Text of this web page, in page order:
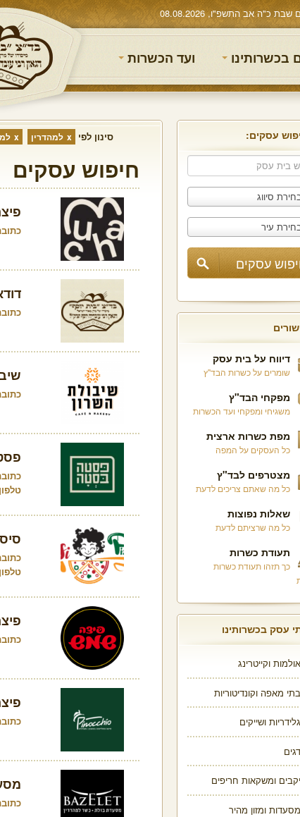
כ"ה אב התשפ"ו, 08.08.2026
בכשרותינו ועד הכשרות
עסקים:
סיווג
עיר
דיווח על בית עסק
שומרים על כשרות הבד"ץ
מפקחי הבד"ץ
משגיחי ומפקחי ועד הכשרות
מפת כשרות ארצית
כל העסקים על המפה
מצטרפים לבד"ץ
כל מה שאתם צריכים לדעת
שאלות נפוצות
כל מה שרציתם לדעת
תעודת כשרות
כך תזהו תעודת כשרות
עסק בכשרותינו
אולמות וקייטרינג
בתי מאפה וקונדיטוריות
גלידריות ושייקים
דגים
יקבים ומשקאות חריפים
מסעדות ומזון מהיר
סינון לפי למהדרין
חיפוש עסקים